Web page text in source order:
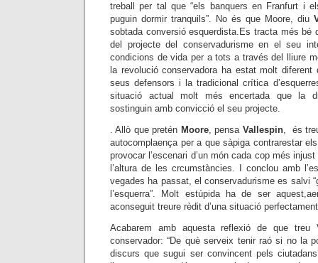
treball per tal que “els banquers en Franfurt i
puguin dormir tranquils”. No és que Moore, diu
sobtada conversió esquerdista.Es tracta més bé
del projecte del conservadurisme en el seu
condicions de vida per a tots a través del lliure
la revolució conservadora ha estat molt diferent
seus defensors i la tradicional crítica
situació actual molt més encertada que la
sostinguin amb convicció el seu projecte.
. Allò que pretén Moore, pensa Vallespin, és
autocomplaença per a que sàpiga contrarestar
provocar l’escenari d’un món cada cop més
l’altura de les crcumstàncies. I conclou amb
vegades ha passat, el conservadurisme es salvi
l’esquerra”. Molt estúpida ha de ser
aconseguit treure rèdit d’una situació
Acabarem amb aquesta reflexió de que treu
conservador: “De què serveix tenir raó si no la
discurs que sugui ser convincent pels